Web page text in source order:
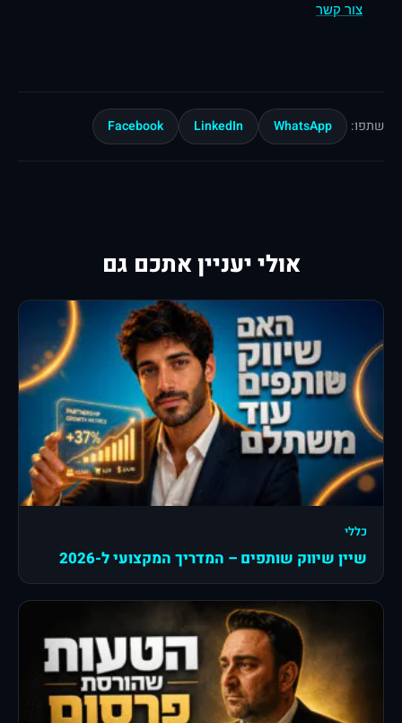
צור קשר
שתפו: WhatsApp
LinkedIn
Facebook
אולי יעניין אתכם גם
כללי
שיין שיווק שותפים – המדריך המקצועי ל-2026